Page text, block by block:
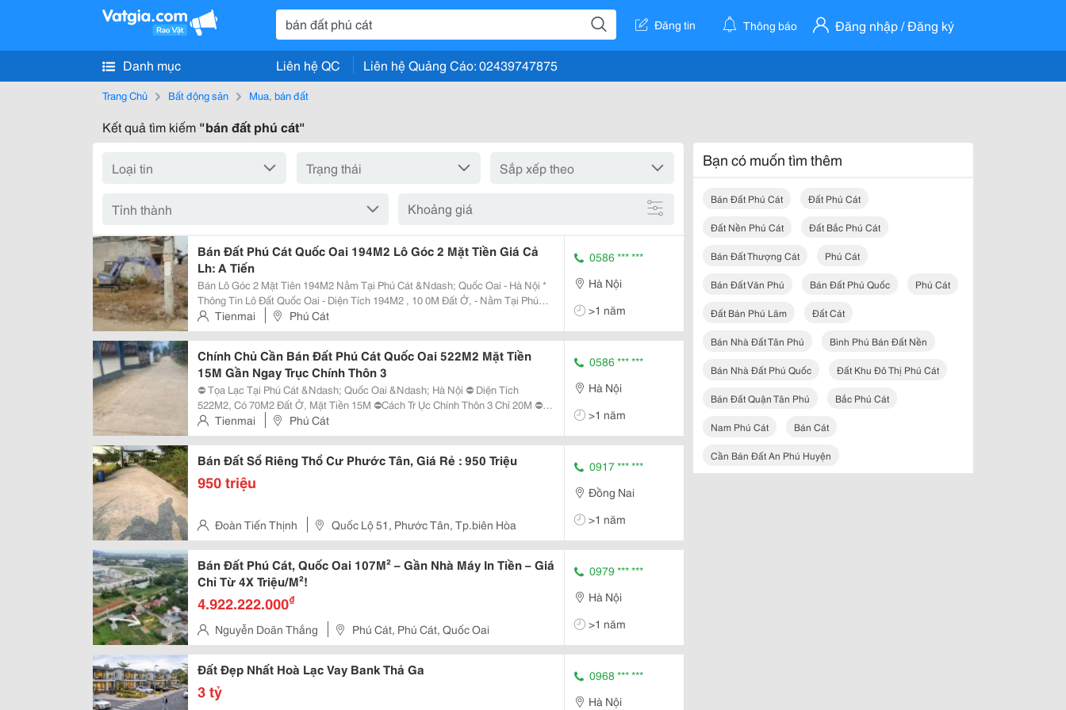
Đăng tin Thông báo Đăng nhập / Đăng ký
Danh mục Liên hệ QC Liên hệ Quảng Cáo: 02439747875
Trang Chủ Bất động sản Mua, bán đất
Kết quả tìm kiếm "bán đất phú cát"
Khoảng giá
Bán Đất Phú Cát Quốc Oai 194M2 Lô Góc 2 Mặt Tiền Giá Cả
Lh: A Tiến
Bán Lô Góc 2 Mặt Tiên 194M2 Nằm Tại Phú Cát &Ndash; Quốc Oai - Hà Nội *
Thông Tin Lô Đất Quốc Oai - Diện Tích 194M2 , 10 0M Đất Ở, - Nằm Tại Phú
Cát - Quốc Oai &Ndash; Hà Nội - Lô Đất Vuông Vắn Đẹp - Cách Nhà Máy In
Tiền Chỉ 300M, - Gần...
Tienmai Phú Cát
0586 *** ***
Hà Nội
>1 năm
Chính Chủ Cần Bán Đất Phú Cát Quốc Oai 522M2 Mặt Tiền
15M Gần Ngay Trục Chính Thôn 3
⛔ Tọa Lạc Tại Phú Cát &Ndash; Quốc Oai &Ndash; Hà Nội ⛔ Diện Tích
522M2, Có 70M2 Đất Ở, Mặt Tiền 15M ⛔Cách Tr Ục Chính Thôn 3 Chỉ 20M ⛔
Thế Đất Bằng Phẳng Đã Có Tường Bao ⛔ V Ị Trí Đẹp Đi Lại Thuận Tiện Giá
Đang Cực Rẻ ⛔ Đường Ô Tô Vào...
Tienmai Phú Cát
0586 *** ***
Hà Nội
>1 năm
Bán Đất Sổ Riêng Thổ Cư Phước Tân, Giá Rẻ : 950 Triệu
950 triệu
Đoàn Tiến Thịnh Quốc Lộ 51, Phước Tân, Tp.biên Hòa
0917 *** ***
Đồng Nai
>1 năm
Bán Đất Phú Cát, Quốc Oai 107M² – Gần Nhà Máy In Tiền – Giá
Chỉ Từ 4X Triệu/M²!
4.922.222.000₫
Nguyễn Doãn Thắng Phú Cát, Phú Cát, Quốc Oai
0979 *** ***
Hà Nội
>1 năm
Đất Đẹp Nhất Hoà Lạc Vay Bank Thả Ga
3 tỷ
0968 *** ***
Hà Nội
Bạn có muốn tìm thêm
Bán Đất Phú Cát Đất Phú Cát
Đất Nền Phú Cát Đất Bắc Phú Cát
Bán Đất Thượng Cát Phú Cát
Bán Đất Văn Phú Bán Đất Phú Quốc Phú Cát
Đất Bán Phú Lãm Đất Cát
Bán Nhà Đất Tân Phú Bình Phú Bán Đất Nền
Bán Nhà Đất Phú Quốc Đất Khu Đô Thị Phú Cát
Bán Đất Quận Tân Phú Bắc Phú Cát
Nam Phú Cát Bán Cát
Cần Bán Đất An Phú Huyện